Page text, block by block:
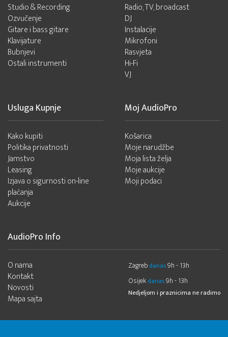
Studio & Recording
Ozvučenje
Gitare i bass gitare
Klavijature
Bubnjevi
Ostali instrumenti
Radio, TV, broadcast
DJ
Instalacije
Mikrofoni
Rasvjeta
Hi-Fi
VJ
Usluga Kupnje
Kako kupiti
Politika privatnosti
Jamstvo
Leasing
Izjava o sigurnosti on-line
plaćanja
Aukcije
Moj AudioPro
Košarica
Moje narudžbe
Moja lista želja
Moje aukcije
Moji podaci
AudioPro Info
O nama
Kontakt
Novosti
Mapa sajta
Zagreb danas9h - 13h
Osijek danas9h - 13h
Nedjeljom i praznicima ne radimo